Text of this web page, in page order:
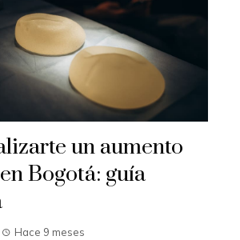
un aumento
Bogotá: guía
Hace 9 meses